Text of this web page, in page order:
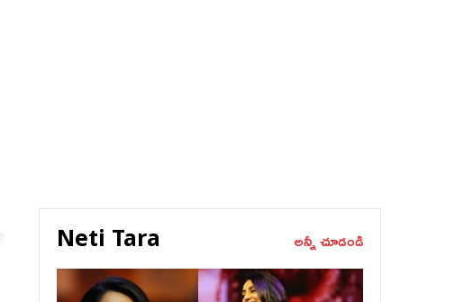
Neti Tara అన్నీ చూడండి